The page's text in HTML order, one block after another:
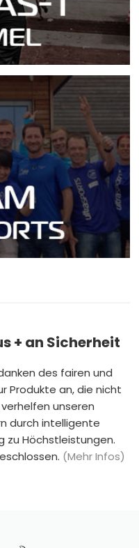
+ an Sicherheit
des fairen und
Produkte an, die nicht
unseren
durch intelligente
zu Höchstleistungen.
(Mehr Infos)